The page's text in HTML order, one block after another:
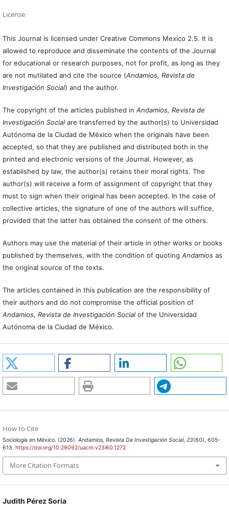
Judith Pérez Soria
License
This Journal is licensed under Creative Commons Mexico 2.5. It is
allowed to reproduce and disseminate the contents of the Journal
for educational or research purposes, not for profit, as long as they
are not mutilated and cite the source (Andamios, Revista de
Investigación Social) and the author.
The copyright of the articles published in Andamios, Revista de
Investigación Socialare transferred by the author(s) to Universidad
Autónoma de la Ciudad de México when the originals have been
accepted, so that they are published and distributed both in the
printed and electronic versions of the Journal. However, as
established by law, the author(s) retains their moral rights. The
author(s) will receive a form of assignment of copyright that they
must to sign when their original has been accepted. In the case of
collective articles, the signature of one of the authors will suffice,
provided that the latter has obtained the consent of the others.
Authors may use the material of their article in other works or books
published by themselves, with the condition of quoting Andamiosas
the original source of the texts.
The articles contained in this publication are the responsibility of
their authors and do not compromise the official position of
Andamios, Revista de Investigación Social of the Universidad
Autónoma de la Ciudad de México.
How to Cite
Sociología en México. (2026). Andamios, Revista De Investigación Social, 23(60), 605-
613. https://doi.org/10.29092/uacm.v23i60.1272
More Citation Formats